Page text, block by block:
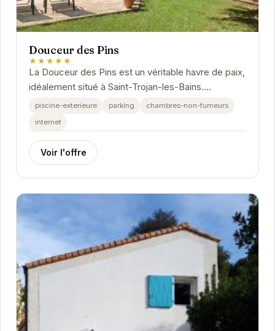
Douceur des Pins
★★★★★
La Douceur des Pins est un véritable havre de paix,
idéalement situé à Saint-Trojan-les-Bains.
L'établissement propose un hébergement...
piscine-exterieure parking
chambres-non-fumeurs
internet
Voir l'offre